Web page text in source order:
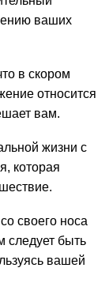
ваших
в скором
относится
вам.
жизни с
которая
своего носа
следует быть
вашей